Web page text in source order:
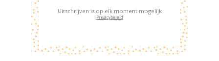
Uitschrijven is op elk moment mogelijk
Privacybeleid